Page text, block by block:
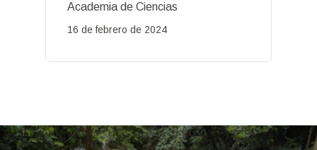
Academia de Ciencias
16 de febrero de 2024